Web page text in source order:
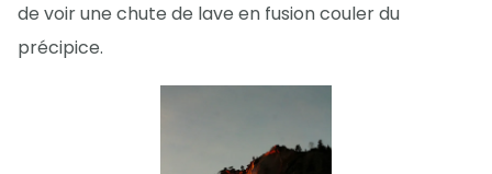
de voir une chute de lave en fusion couler du
précipice.